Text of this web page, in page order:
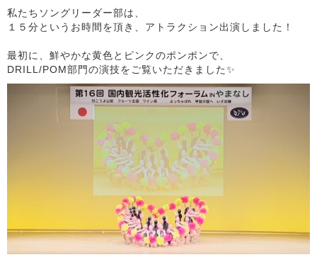
私たちソングリーダー部は、
１５分というお時間を頂き、アトラクション出演しました！
最初に、鮮やかな黄色とピンクのポンポンで、
DRILL/POM部門の演技をご覧いただきました✨